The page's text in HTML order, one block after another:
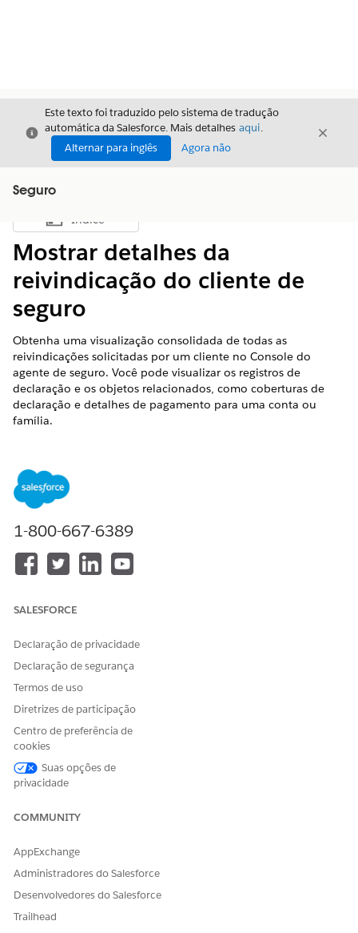
Fechar
Este texto foi traduzido pelo sistema de tradução
automática da Salesforce. Mais detalhes aqui.
Alternar para inglês
Agora não
Fechar
Seguro
Mostrar índice
Índice
Mostrar detalhes da
reivindicação do cliente de
seguro
Obtenha uma visualização consolidada de todas as
reivindicações solicitadas por um cliente no Console do
agente de seguro. Você pode visualizar os registros de
declaração e os objetos relacionados, como coberturas de
declaração e detalhes de pagamento para uma conta ou
família.
gerenciado Indústrias de seguro.
Quem: O Claim 360° está disponível a usuários com o
conjunto de permissões FSC Insurance.
Consulte também
ESTE ARTIGO RESOLVEU SEU PROBLEMA?
1-800-667-6389
SALESFORCE
Declaração de privacidade
Declaração de segurança
Termos de uso
Diretrizes de participação
Centro de preferência de
cookies
Suas opções de
privacidade
COMMUNITY
AppExchange
Administradores do Salesforce
Desenvolvedores do Salesforce
Trailhead